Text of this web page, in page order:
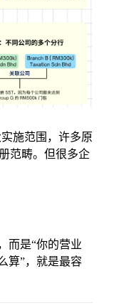
施范围，许多原
范畴。但很多企
而是“你的营业
算”，就是最容